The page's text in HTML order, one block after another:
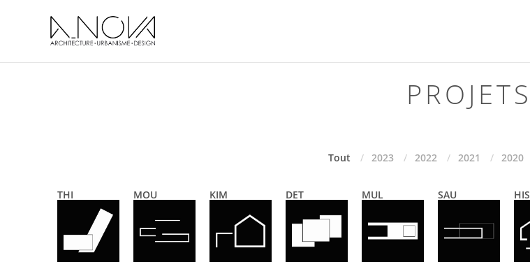
PROJETS
Tout 2023 2022 2021 2020
THI MOU KIM DET MUL SAU HIS